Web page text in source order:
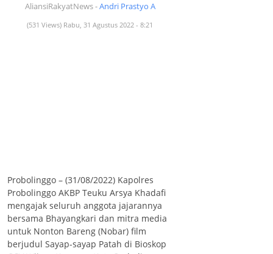
AliansiRakyatNews -Andri Prastyo A
(531 Views) Rabu, 31 Agustus 2022 - 8:21
Probolinggo – (31/08/2022) Kapolres
Probolinggo AKBP Teuku Arsya Khadafi
mengajak seluruh anggota jajarannya
bersama Bhayangkari dan mitra media
untuk Nonton Bareng (Nobar) film
berjudul Sayap-sayap Patah di Bioskop